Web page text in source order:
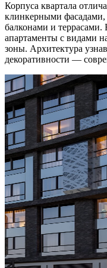
Корпуса квартала
клинкерными
балконами и террасами.
апартаменты с видами
зоны. Архитектура
декоративности —